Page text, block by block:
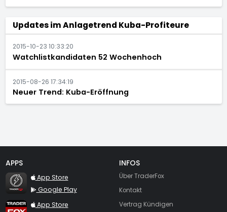
Updates im Anlagetrend Kuba-Profiteure
2015-10-23 10:33:20
Watchlistkandidaten 52 Wochenhoch
2015-08-26 17:34:19
Neuer Trend: Kuba-Eröffnung
APPS
TraderFox Flash
App Store
Google Play
TraderFox App
App Store
INFOS
Über TraderFox
Kontakt
Vertrag Kündigen